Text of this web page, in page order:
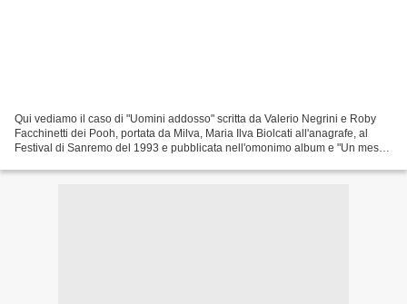
Qui vediamo il caso di "Uomini addosso" scritta da Valerio Negrini e Roby
Facchinetti dei Pooh, portata da Milva, Maria Ilva Biolcati all'anagrafe, al
Festival di Sanremo del 1993 e pubblicata nell'omonimo album e "Un mese